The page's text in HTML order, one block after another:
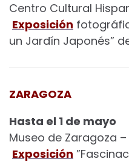
Centro Cultural
Exposición
un Jardín Japonés”
ZARAGOZA
Hasta el 1 de mayo
Museo de Zaragoza –
Exposición